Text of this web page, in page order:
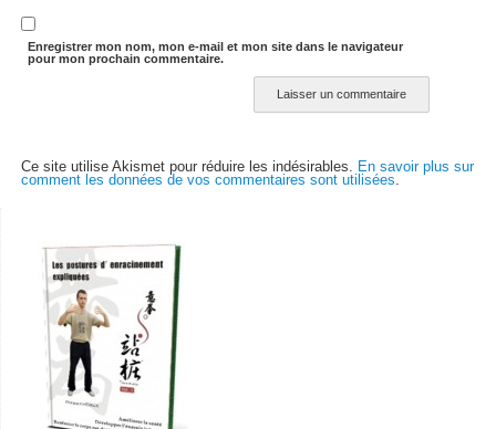
Enregistrer mon nom, mon e-mail et mon site dans le navigateur
pour mon prochain commentaire.
Ce site utilise Akismet pour réduire les indésirables. En savoir plus sur
comment les données de vos commentaires sont utilisées.